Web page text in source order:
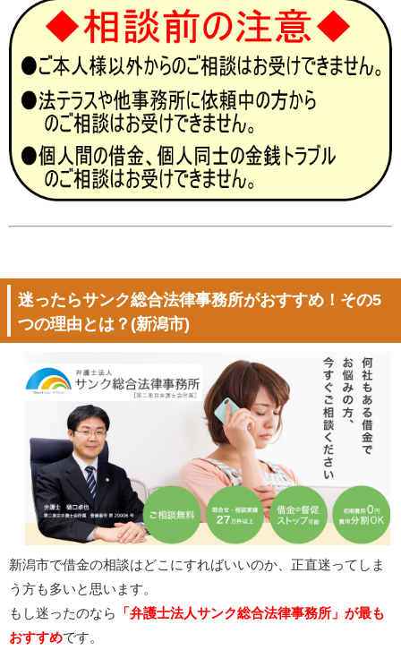
迷ったらサンク総合法律事務所がおすすめ！その5
つの理由とは？(新潟市)
新潟市で借金の相談はどこにすればいいのか、正直迷ってしま
う方も多いと思います。
もし迷ったのなら
「弁護士法人サンク総合法律事務所」が最も
おすすめです。